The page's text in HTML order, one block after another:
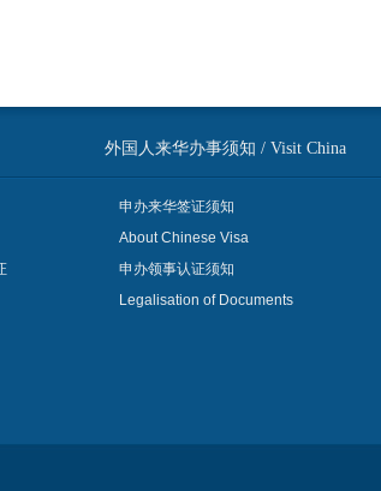
外国人来华办事须知 / Visit China
申办来华签证须知
About Chinese Visa
申办领事认证须知
Legalisation of Documents